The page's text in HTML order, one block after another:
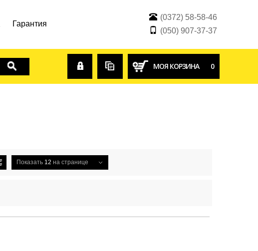
Гарантия
(0372) 58-58-46
(050) 907-37-37
ПОИСК
товаров
МОЯ КОРЗИНА 0
Показать 12 на странице